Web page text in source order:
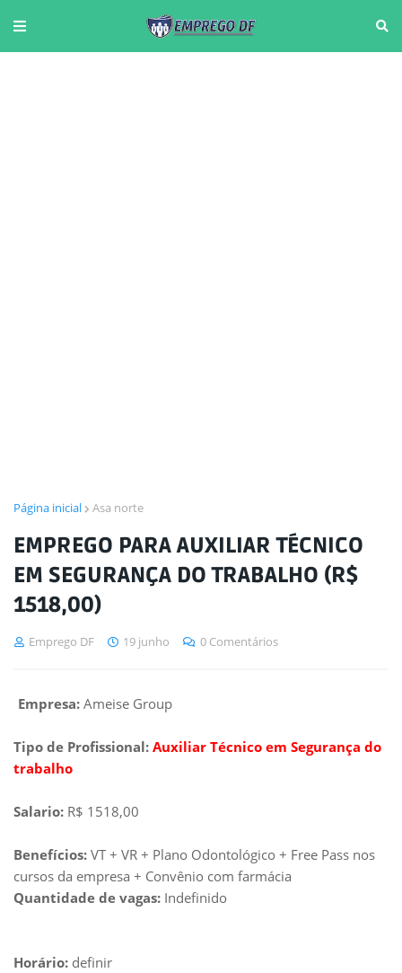
Página inicial Asa norte
EMPREGO PARA AUXILIAR TÉCNICO
EM SEGURANÇA DO TRABALHO (R$
1518,00)
Emprego DF 19 junho 0 Comentários
Empresa: Ameise Group
Tipo de Profissional: Auxiliar Técnico em Segurança do
trabalho
Salario: R$ 1518,00
Benefícios: VT + VR + Plano Odontológico + Free Pass nos
cursos da empresa + Convênio com farmácia
Quantidade de vagas: Indefinido
Horário: definir